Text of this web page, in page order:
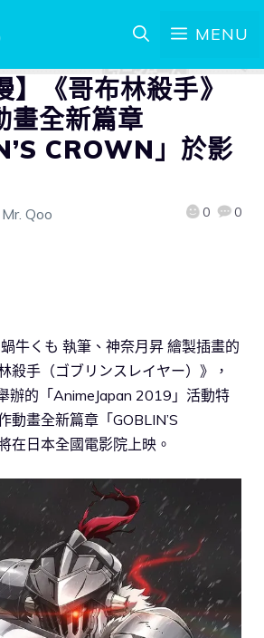
MENU
】《哥布林殺手》
畫全新篇章
CROWN」於影
Mr. Qoo 0 0
牛くも 執筆、神奈月昇 繪製插畫的
殺手（ゴブリンスレイヤー）》，
辦的「AnimeJapan 2019」活動特
動畫全新篇章「GOBLIN’S
在日本全國電影院上映。